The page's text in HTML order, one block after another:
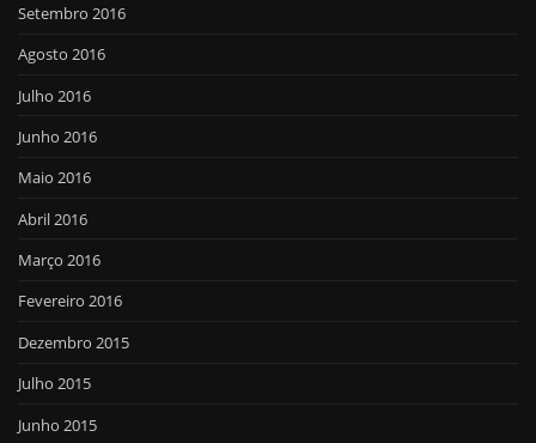
Setembro 2016
Agosto 2016
Julho 2016
Junho 2016
Maio 2016
Abril 2016
Março 2016
Fevereiro 2016
Dezembro 2015
Julho 2015
Junho 2015